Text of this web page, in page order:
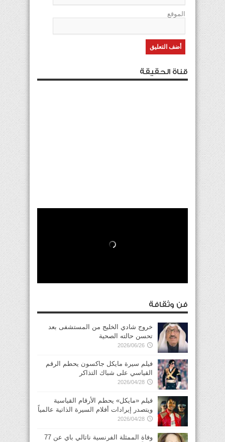
الموقع
قناة الحقيقة
فن وثقافة
خروج شادي الخليج من المستشفى بعد
تحسن حالته الصحية
2026/06/26
فيلم سيرة مايكل جاكسون يحطم الرقم
القياسي على شباك التذاكر
2026/04/28
فيلم «مايكل» يحطم الأرقام القياسية
ويتصدر إيرادات أفلام السيرة الذاتية عالمياً
2026/04/28
وفاة الممثلة الفرنسية ناتالي باي عن 77